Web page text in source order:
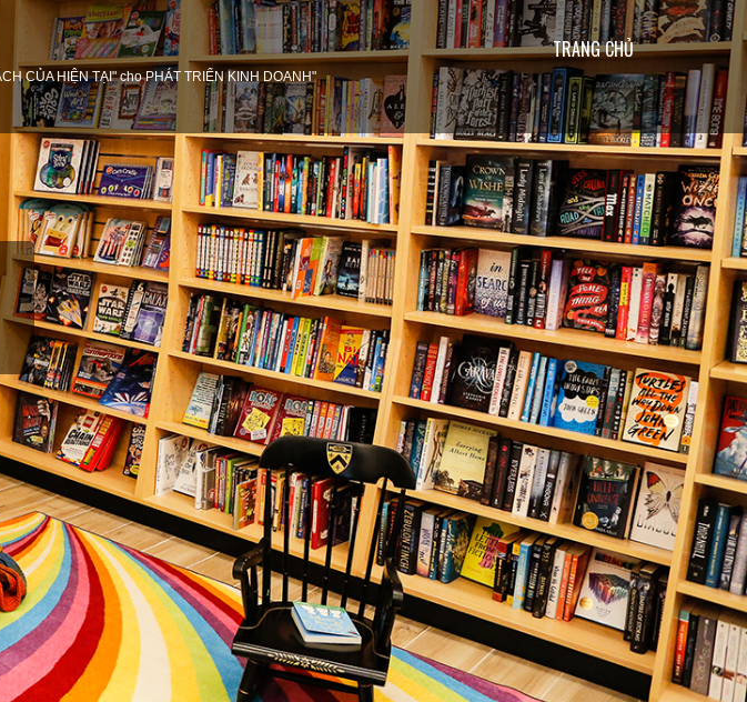
CỦA HIỆN TẠI" cho PHÁT TRIỂN KINH DOANH"
TRANG CHỦ